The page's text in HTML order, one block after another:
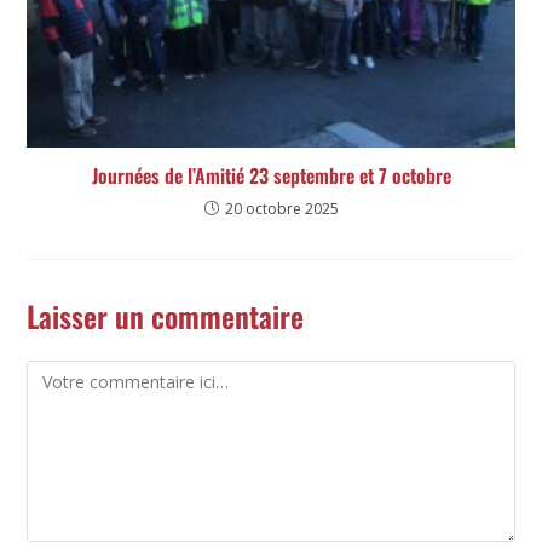
Journées de l’Amitié 23 septembre et 7 octobre
20 octobre 2025
Laisser un commentaire